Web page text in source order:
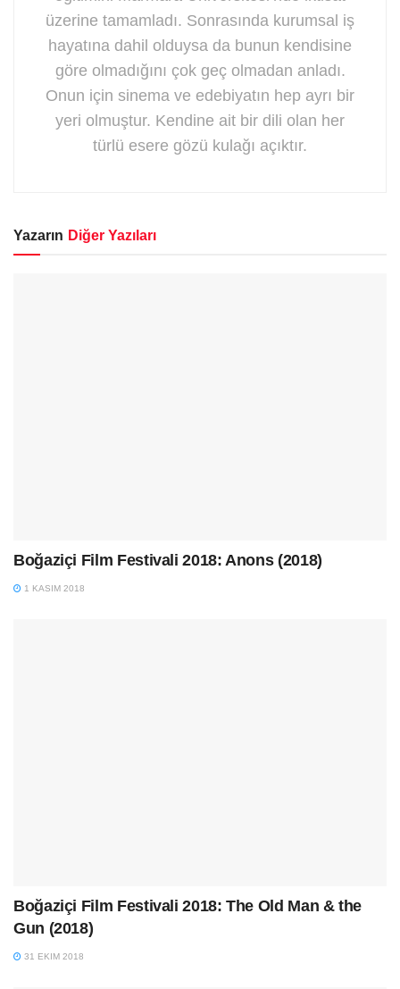
üzerine tamamladı. Sonrasında kurumsal iş
hayatına dahil olduysa da bunun kendisine
göre olmadığını çok geç olmadan anladı.
Onun için sinema ve edebiyatın hep ayrı bir
yeri olmuştur. Kendine ait bir dili olan her
türlü esere gözü kulağı açıktır.
Yazarın Diğer Yazıları
Boğaziçi Film Festivali 2018: Anons (2018)
1 KASIM 2018
Boğaziçi Film Festivali 2018: The Old Man & the
Gun (2018)
31 EKIM 2018